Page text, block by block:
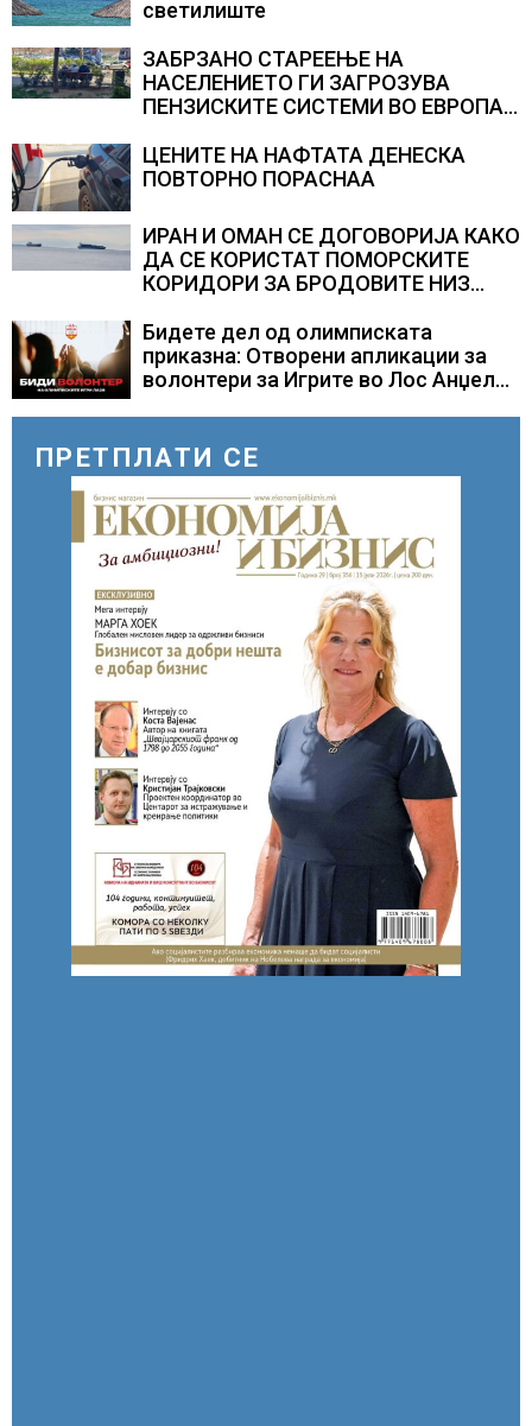
светилиште
ЗАБРЗАНО СТАРЕЕЊЕ НА
НАСЕЛЕНИЕТО ГИ ЗАГРОЗУВА
ПЕНЗИСКИТЕ СИСТЕМИ ВО ЕВРОПА и
ЦЕНИТЕ НА НАФТАТА ДЕНЕСКА
ПОВТОРНО ПОРАСНАА
ИРАН И ОМАН СЕ ДОГОВОРИЈА КАКО
ДА СЕ КОРИСТАТ ПОМОРСКИТЕ
КОРИДОРИ ЗА БРОДОВИТЕ НИЗ
Бидете дел од олимписката
приказна: Отворени апликации за
волонтери за Игрите во Лос Анџелес
ПРЕТПЛАТИ СЕ